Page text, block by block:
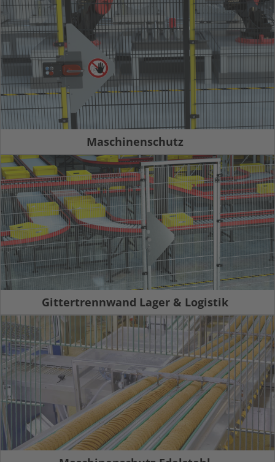
Maschinenschutz
Gittertrennwand Lager & Logistik